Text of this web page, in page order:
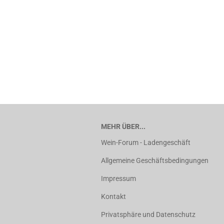
MEHR ÜBER...
Wein-Forum - Ladengeschäft
Allgemeine Geschäftsbedingungen
Impressum
Kontakt
Privatsphäre und Datenschutz